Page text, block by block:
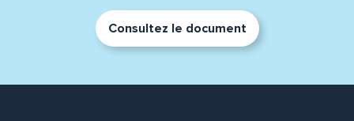
Consultez le document